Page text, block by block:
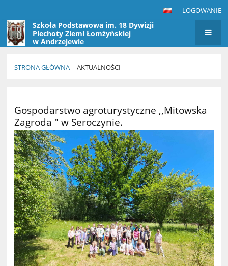
LOGOWANIE
Szkoła Podstawowa im. 18 Dywizji
Piechoty Ziemi Łomżyńskiej
w Andrzejewie
STRONA GŁÓWNA AKTUALNOŚCI
Gospodarstwo agroturystyczne ,,Mitowska
Zagroda " w Seroczynie.